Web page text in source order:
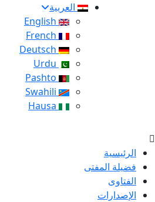
العربية
الرئيسية
فضيلة المفتى
الفتاوى
الإصدارات